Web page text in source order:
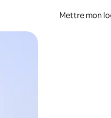
Mettre mon